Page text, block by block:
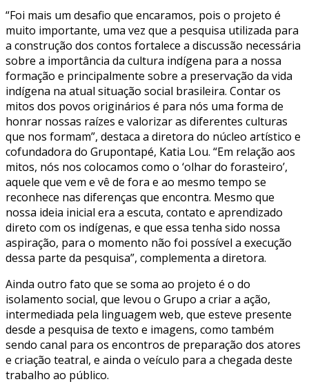
“Foi mais um desafio que encaramos, pois o projeto é
muito importante, uma vez que a pesquisa utilizada para
a construção dos contos fortalece a discussão necessária
sobre a importância da cultura indígena para a nossa
formação e principalmente sobre a preservação da vida
indígena na atual situação social brasileira. Contar os
mitos dos povos originários é para nós uma forma de
honrar nossas raízes e valorizar as diferentes culturas
que nos formam”, destaca a diretora do núcleo artístico e
cofundadora do Grupontapé, Katia Lou. “Em relação aos
mitos, nós nos colocamos como o ‘olhar do forasteiro’,
aquele que vem e vê de fora e ao mesmo tempo se
reconhece nas diferenças que encontra. Mesmo que
nossa ideia inicial era a escuta, contato e aprendizado
direto com os indígenas, e que essa tenha sido nossa
aspiração, para o momento não foi possível a execução
dessa parte da pesquisa”, complementa a diretora.
Ainda outro fato que se soma ao projeto é o do
isolamento social, que levou o Grupo a criar a ação,
intermediada pela linguagem web, que esteve presente
desde a pesquisa de texto e imagens, como também
sendo canal para os encontros de preparação dos atores
e criação teatral, e ainda o veículo para a chegada deste
trabalho ao público.